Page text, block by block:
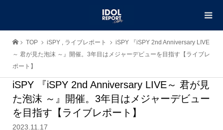
TOP iSPY , ライブレポート
iSPY 『iSPY 2nd Anniversary LIVE
～ 君が見た泡沫 ～』開催。3年目はメジャーデビューを目指す【ライブレ
ポート】
iSPY 『iSPY 2nd Anniversary LIVE～ 君が見
た泡沫 ～』開催。3年目はメジャーデビュー
を目指す【ライブレポート】
2023.11.17